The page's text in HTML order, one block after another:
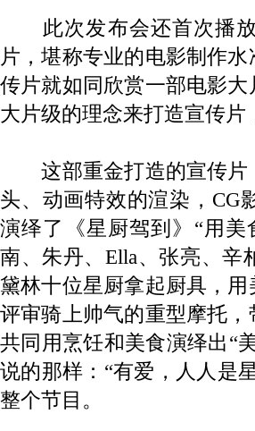
此次发布会还首次播放
片，堪称专业的电影制作
传片就如同欣赏一部电影
大片级的理念来打造宣传
这部重金打造的宣传片
头、动画特效的渲染，CG
演绎了《星厨驾到》“用
南、朱丹、Ella、张亮、辛
黛林十位星厨拿起厨具，
评审骑上帅气的重型摩托
共同用烹饪和美食演绎出“
说的那样：“有爱，人人是
整个节目。